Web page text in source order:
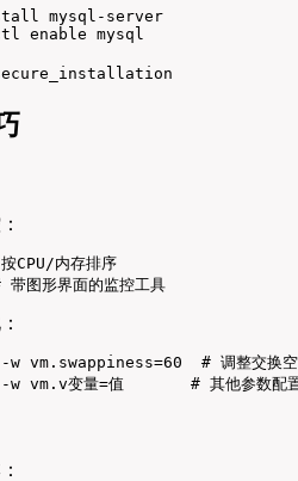
mysql-server
enable mysql
内存排序
图形界面的监控工具
vm.swappiness=60  # 调整交换空
vm.v变量=值       # 其他参数配